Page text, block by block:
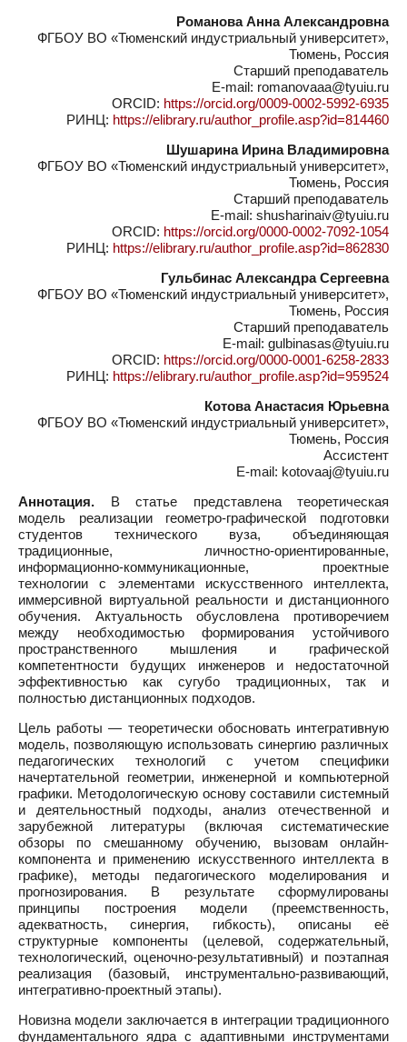
Романова Анна Александровна
ФГБОУ ВО «Тюменский индустриальный университет»,
Тюмень, Россия
Старший преподаватель
E-mail: romanovaaa@tyuiu.ru
ORCID: https://orcid.org/0009-0002-5992-6935
РИНЦ: https://elibrary.ru/author_profile.asp?id=814460
Шушарина Ирина Владимировна
ФГБОУ ВО «Тюменский индустриальный университет»,
Тюмень, Россия
Старший преподаватель
E-mail: shusharinaiv@tyuiu.ru
ORCID: https://orcid.org/0000-0002-7092-1054
РИНЦ: https://elibrary.ru/author_profile.asp?id=862830
Гульбинас Александра Сергеевна
ФГБОУ ВО «Тюменский индустриальный университет»,
Тюмень, Россия
Старший преподаватель
E-mail: gulbinasas@tyuiu.ru
ORCID: https://orcid.org/0000-0001-6258-2833
РИНЦ: https://elibrary.ru/author_profile.asp?id=959524
Котова Анастасия Юрьевна
ФГБОУ ВО «Тюменский индустриальный университет»,
Тюмень, Россия
Ассистент
E-mail: kotovaaj@tyuiu.ru
Аннотация. В статье представлена теоретическая
модель реализации геометро-графической подготовки
студентов технического вуза, объединяющая
традиционные, личностно-ориентированные,
информационно-коммуникационные, проектные
технологии с элементами искусственного интеллекта,
иммерсивной виртуальной реальности и дистанционного
обучения. Актуальность обусловлена противоречием
между необходимостью формирования устойчивого
пространственного мышления и графической
компетентности будущих инженеров и недостаточной
эффективностью как сугубо традиционных, так и
полностью дистанционных подходов.
Цель работы — теоретически обосновать интегративную
модель, позволяющую использовать синергию различных
педагогических технологий с учетом специфики
начертательной геометрии, инженерной и компьютерной
графики. Методологическую основу составили системный
и деятельностный подходы, анализ отечественной и
зарубежной литературы (включая систематические
обзоры по смешанному обучению, вызовам онлайн-
компонента и применению искусственного интеллекта в
графике), методы педагогического моделирования и
прогнозирования. В результате сформулированы
принципы построения модели (преемственность,
адекватность, синергия, гибкость), описаны её
структурные компоненты (целевой, содержательный,
технологический, оценочно-результативный) и поэтапная
реализация (базовый, инструментально-развивающий,
интегративно-проектный этапы).
Новизна модели заключается в интеграции традиционного
фундаментального ядра с адаптивными инструментами